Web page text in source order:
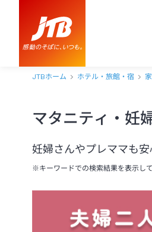
JTBホーム ホテル・旅館・宿
マタニティ・妊
妊婦さんやプレママも
※キーワードでの検索結果を表示し